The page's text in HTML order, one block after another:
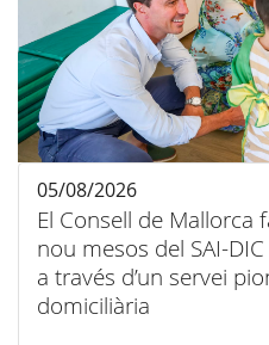
El Consell de Mallorca
nou mesos del SAI-
a través d’un servei
domiciliària
05/08/2026